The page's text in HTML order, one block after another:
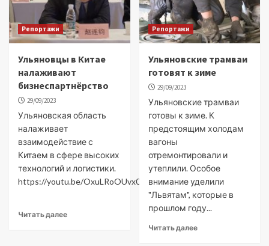
Репортажи
Ульяновцы в Китае
налаживают
бизнеспартнёрство
29/09/2023
Ульяновская область
налаживает
взаимодействие с
Китаем в сфере высоких
технологий и логистики.
https://youtu.be/OxuLRoOUvx0
Читать далее
Репортажи
Ульяновские трамваи
готовят к зиме
29/09/2023
Ульяновские трамваи
готовы к зиме. К
предстоящим холодам
вагоны
отремонтировали и
утеплили. Особое
внимание уделили
"Львятам", которые в
прошлом году...
Читать далее